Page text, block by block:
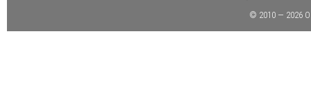
© 2010 — 2026